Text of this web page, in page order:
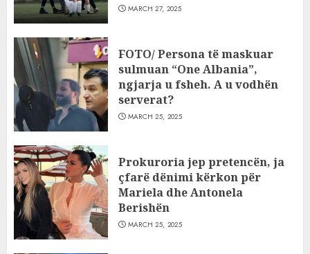
MARCH 27, 2025
FOTO/ Persona të maskuar
sulmuan “One Albania”,
ngjarja u fsheh. A u vodhën
serverat?
MARCH 25, 2025
Prokuroria jep pretencën, ja
çfarë dënimi kërkon për
Mariela dhe Antonela
Berishën
MARCH 25, 2025